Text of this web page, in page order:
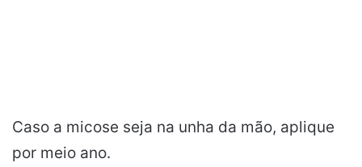
Caso a micose seja na unha da mão, aplique
por meio ano.